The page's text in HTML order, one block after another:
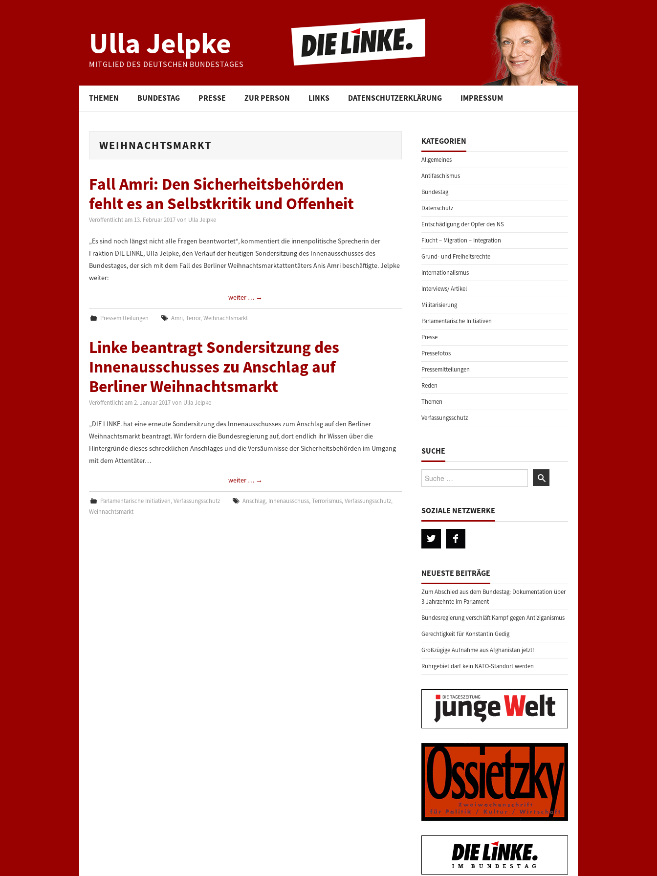
Ulla Jelpke
MITGLIED DES DEUTSCHEN BUNDESTAGES
THEMEN BUNDESTAG PRESSE ZUR PERSON LINKS DATENSCHUTZERKLÄRUNG IMPRESSUM
WEIHNACHTSMARKT
Fall Amri: Den Sicherheitsbehörden
fehlt es an Selbstkritik und Offenheit
Veröffentlicht am 13. Februar 2017 von Ulla Jelpke
„Es sind noch längst nicht alle Fragen beantwortet“, kommentiert die innenpolitische Sprecherin der
Fraktion DIE LINKE, Ulla Jelpke, den Verlauf der heutigen Sondersitzung des Innenausschusses des
Bundestages, der sich mit dem Fall des Berliner Weihnachtsmarktattentäters Anis Amri beschäftigte. Jelpke
weiter:
weiter … →
Pressemitteilungen Amri,Terror,Weihnachtsmarkt
Linke beantragt Sondersitzung des
Innenausschusses zu Anschlag auf
Berliner Weihnachtsmarkt
Veröffentlicht am 2. Januar 2017 von Ulla Jelpke
„DIE LINKE. hat eine erneute Sondersitzung des Innenausschusses zum Anschlag auf den Berliner
Weihnachtsmarkt beantragt. Wir fordern die Bundesregierung auf, dort endlich ihr Wissen über die
Hintergründe dieses schrecklichen Anschlages und die Versäumnisse der Sicherheitsbehörden im Umgang
mit dem Attentäter…
weiter … →
Parlamentarische Initiativen,Verfassungsschutz Anschlag, Innenausschuss,Terrorismus,Verfassungsschutz,
Weihnachtsmarkt
KATEGORIEN
Allgemeines
Antifaschismus
Bundestag
Datenschutz
Entschädigung der Opfer des NS
Flucht – Migration – Integration
Grund- und Freiheitsrechte
Internationalismus
Interviews/ Artikel
Militarisierung
Parlamentarische Initiativen
Presse
Pressefotos
Pressemitteilungen
Reden
Themen
Verfassungsschutz
SUCHE
Suche:
SOZIALE NETZWERKE
NEUESTE BEITRÄGE
Zum Abschied aus dem Bundestag: Dokumentation über
3 Jahrzehnte im Parlament
Bundesregierung verschläft Kampf gegen Antiziganismus
Gerechtigkeit für Konstantin Gedig
Großzügige Aufnahme aus Afghanistan jetzt!
Ruhrgebiet darf kein NATO-Standort werden